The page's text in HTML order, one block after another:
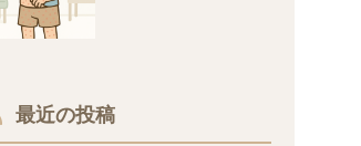
最近の投稿